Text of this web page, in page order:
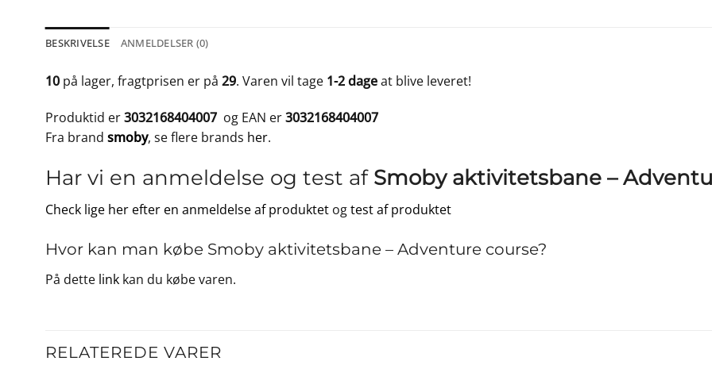
BESKRIVELSE ANMELDELSER (0)
10 på lager, fragtprisen er på 29. Varen vil tage 1-2 dageat blive leveret!
Produktid er3032168404007 og EAN er3032168404007
Fra brand smoby, se flere brands her.
Har vi en anmeldelse og test af Smoby aktivitetsbane –
Check lige her efter en anmeldelse af produktet ogtest af produktet
Hvor kan man købe Smoby aktivitetsbane – Adventure course?
På dette link kan du købe varen.
RELATEREDE VARER